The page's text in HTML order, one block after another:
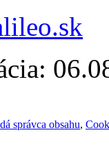
správca obsahu,